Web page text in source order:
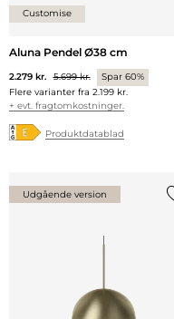
Customise
Aluna Pendel Ø38 cm
2.279 kr. 5.699 kr.
Spar 60%
Flere varianter fra 2.199 kr.
+ evt. fragtomkostninger.
Produktdatablad
Udgående version